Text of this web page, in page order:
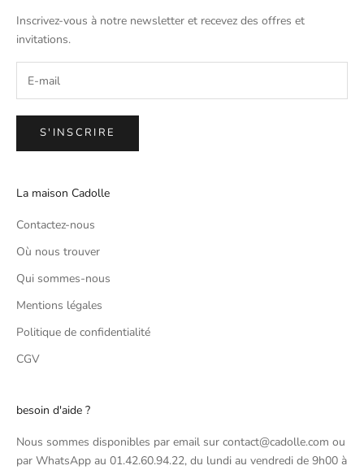
Inscrivez-vous à notre newsletter et recevez des offres et
invitations.
S'INSCRIRE
La maison Cadolle
Contactez-nous
Où nous trouver
Qui sommes-nous
Mentions légales
Politique de confidentialité
CGV
besoin d'aide ?
Nous sommes disponibles par email sur contact@cadolle.com ou
par WhatsApp au 01.42.60.94.22, du lundi au vendredi de 9h00 à